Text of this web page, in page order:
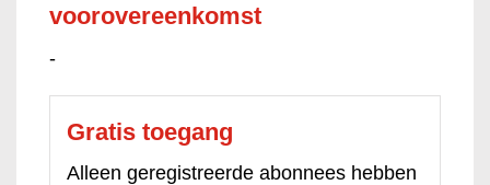
voorovereenkomst
-
Gratis toegang
Alleen geregistreerde abonnees hebben